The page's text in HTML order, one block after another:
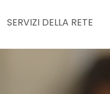
SERVIZI DELLA RETE